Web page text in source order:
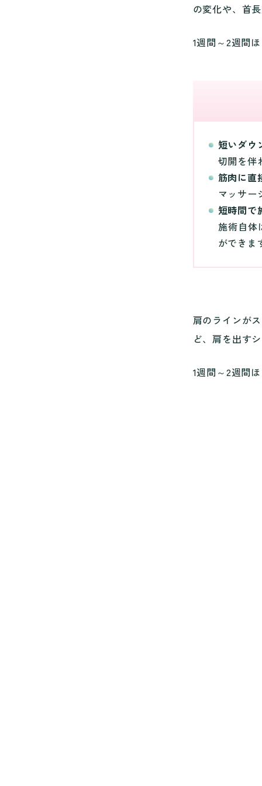
の変化や、首
1週間～2週間
短いダウ
切開を伴
筋肉に直
マッサー
短時間で
施術自体
ができま
肩のラインが
ど、肩を出す
1週間～2週間